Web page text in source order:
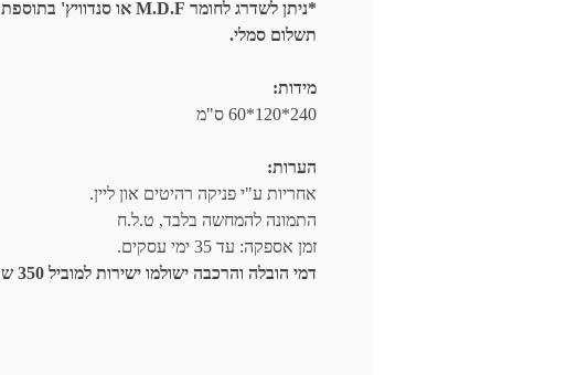
*ניתן לשדרג לחומר M.D.F או סנדוויץ' בתוספת
תשלום סמלי.
מידות:
240*120*60 ס"מ
הערות:
אחריות ע"י פניקה רהיטים און ליין.
התמונה להמחשה בלבד, ט.ל.ח
זמן אספקה: עד 35 ימי עסקים.
דמי הובלה והרכבה ישולמו ישירות למוביל 350 ש"ח.